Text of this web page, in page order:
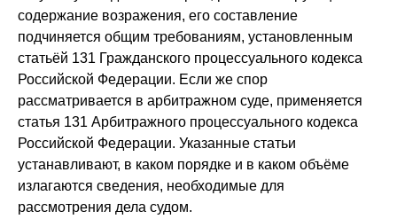
содержание возражения, его составление
подчиняется общим требованиям, установленным
статьёй 131 Гражданского процессуального кодекса
Российской Федерации. Если же спор
рассматривается в арбитражном суде, применяется
статья 131 Арбитражного процессуального кодекса
Российской Федерации. Указанные статьи
устанавливают, в каком порядке и в каком объёме
излагаются сведения, необходимые для
рассмотрения дела судом.